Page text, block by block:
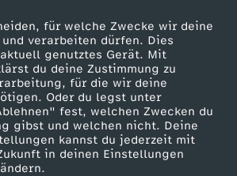
für welche Zwecke wir deine
verarbeiten dürfen. Dies
genutztes Gerät. Mit
du deine Zustimmung zu
für die wir deine
Oder du legst unter
fest, welchen Zwecken du
gibst und welchen nicht. Deine
kannst du jederzeit mit
in deinen Einstellungen